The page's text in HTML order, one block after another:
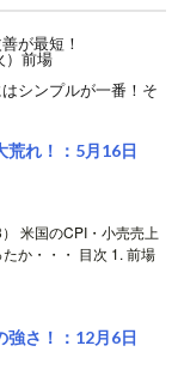
が最短！
）前場
シンプルが一番！そ
荒れ！：5月16日
米国のCPI・小売売上
か・・・ 目次 1. 前場
強さ！：12月6日